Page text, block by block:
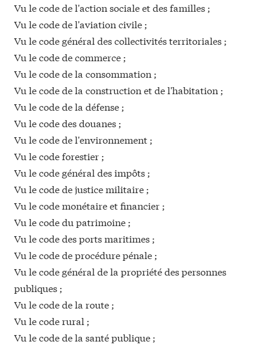
Vu le code de l'action sociale et des familles ;
Vu le code de l'aviation civile ;
Vu le code général des collectivités territoriales ;
Vu le code de commerce ;
Vu le code de la consommation ;
Vu le code de la construction et de l'habitation ;
Vu le code de la défense ;
Vu le code des douanes ;
Vu le code de l'environnement ;
Vu le code forestier ;
Vu le code général des impôts ;
Vu le code de justice militaire ;
Vu le code monétaire et financier ;
Vu le code du patrimoine ;
Vu le code des ports maritimes ;
Vu le code de procédure pénale ;
Vu le code général de la propriété des personnes
publiques ;
Vu le code de la route ;
Vu le code rural ;
Vu le code de la santé publique ;